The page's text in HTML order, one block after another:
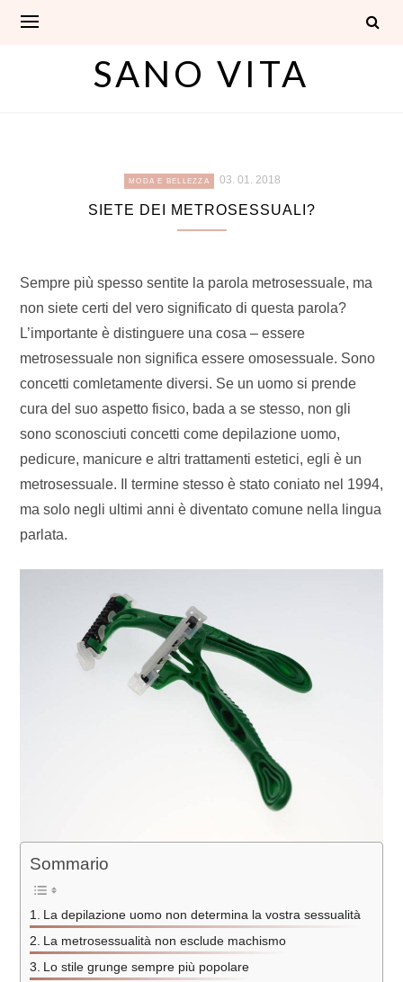
SANO VITA
MODA E BELLEZZA 03. 01. 2018
SIETE DEI METROSESSUALI?
Sempre più spesso sentite la parola metrosessuale, ma
non siete certi del vero significato di questa parola?
L’importante è distinguere una cosa – essere
metrosessuale non significa essere omosessuale. Sono
concetti comletamente diversi. Se un uomo si prende
cura del suo aspetto fisico, bada a se stesso, non gli
sono sconosciuti concetti come depilazione uomo,
pedicure, manicure e altri trattamenti estetici, egli è un
metrosessuale. Il termine stesso è stato coniato nel 1994,
ma solo negli ultimi anni è diventato comune nella lingua
parlata.
Sommario
La depilazione uomo non determina la vostra sessualità
La metrosessualità non esclude machismo
Lo stile grunge sempre più popolare